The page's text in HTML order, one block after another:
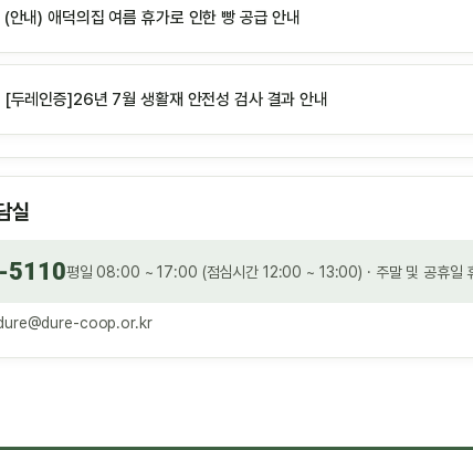
(안내) 애덕의집 여름 휴가로 인한 빵 공급 안내
[두레인증]26년 7월 생활재 안전성 검사 결과 안내
실
5110평일 08:00 ~ 17:00 (점심시간 12:00 ~ 13:00) · 주말 및 공휴일
coop.or.kr